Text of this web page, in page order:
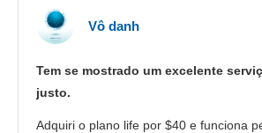
Vô danh
Tem se mostrado um excelente
justo.
Adquiri o plano life por $40 e funciona